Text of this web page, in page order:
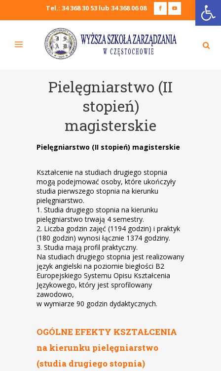
Tel.: 34 368 30 53 lub 34 368 06 08
Pielęgniarstwo (II
stopień)
magisterskie
Pielęgniarstwo (II stopień) magisterskie
Kształcenie na studiach drugiego stopnia
mogą podejmować osoby, które ukończyły
studia pierwszego stopnia na kierunku
pielęgniarstwo.
1. Studia drugiego stopnia na kierunku
pielęgniarstwo trwają 4 semestry.
2. Liczba godzin zajęć (1194 godzin) i praktyk
(180 godzin) wynosi łącznie 1374 godziny.
3. Studia mają profil praktyczny.
Na studiach drugiego stopnia jest realizowany
język angielski na poziomie biegłości B2
Europejskiego Systemu Opisu Kształcenia
Językowego, który jest sprofilowany
zawodowo,
w wymiarze 90 godzin dydaktycznych.
OGÓLNE EFEKTY KSZTAŁCENIA
na kierunku pielęgniarstwo
(studia drugiego stopnia)